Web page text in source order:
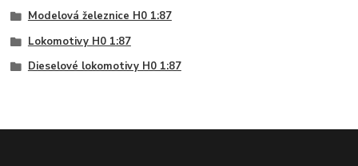
Modelová železnice H0 1:87
Lokomotivy H0 1:87
Dieselové lokomotivy H0 1:87